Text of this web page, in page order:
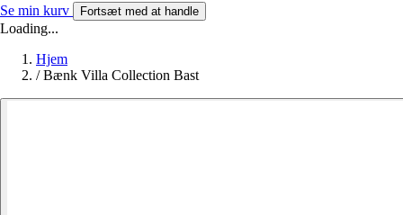
Se min kurv Fortsæt med at handle
Loading...
Hjem
/ Bænk Villa Collection Bast